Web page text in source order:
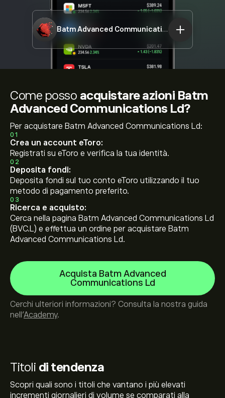
Batm Advanced Communications Ld
Titoli di tendenza
Scopri quali sono i titoli che vantano i più elevati
incrementi giornalieri di volume se comparati alla
Come posso acquistare azioni Batm
Advanced Communications Ld?
Per acquistare Batm Advanced Communications Ld:
01
Crea un account eToro:
Registrati su eToro e verifica la tua identità.
02
Deposita fondi:
Deposita fondi sul tuo conto eToro utilizzando il tuo
metodo di pagamento preferito.
03
Ricerca e acquisto:
Cerca nella pagina Batm Advanced Communications Ld
(BVC.L) e effettua un ordine per acquistare Batm
Advanced Communications Ld.
Acquista Batm Advanced
Communications Ld
Cerchi ulteriori informazioni? Consulta la nostra guida
nell’Academy.